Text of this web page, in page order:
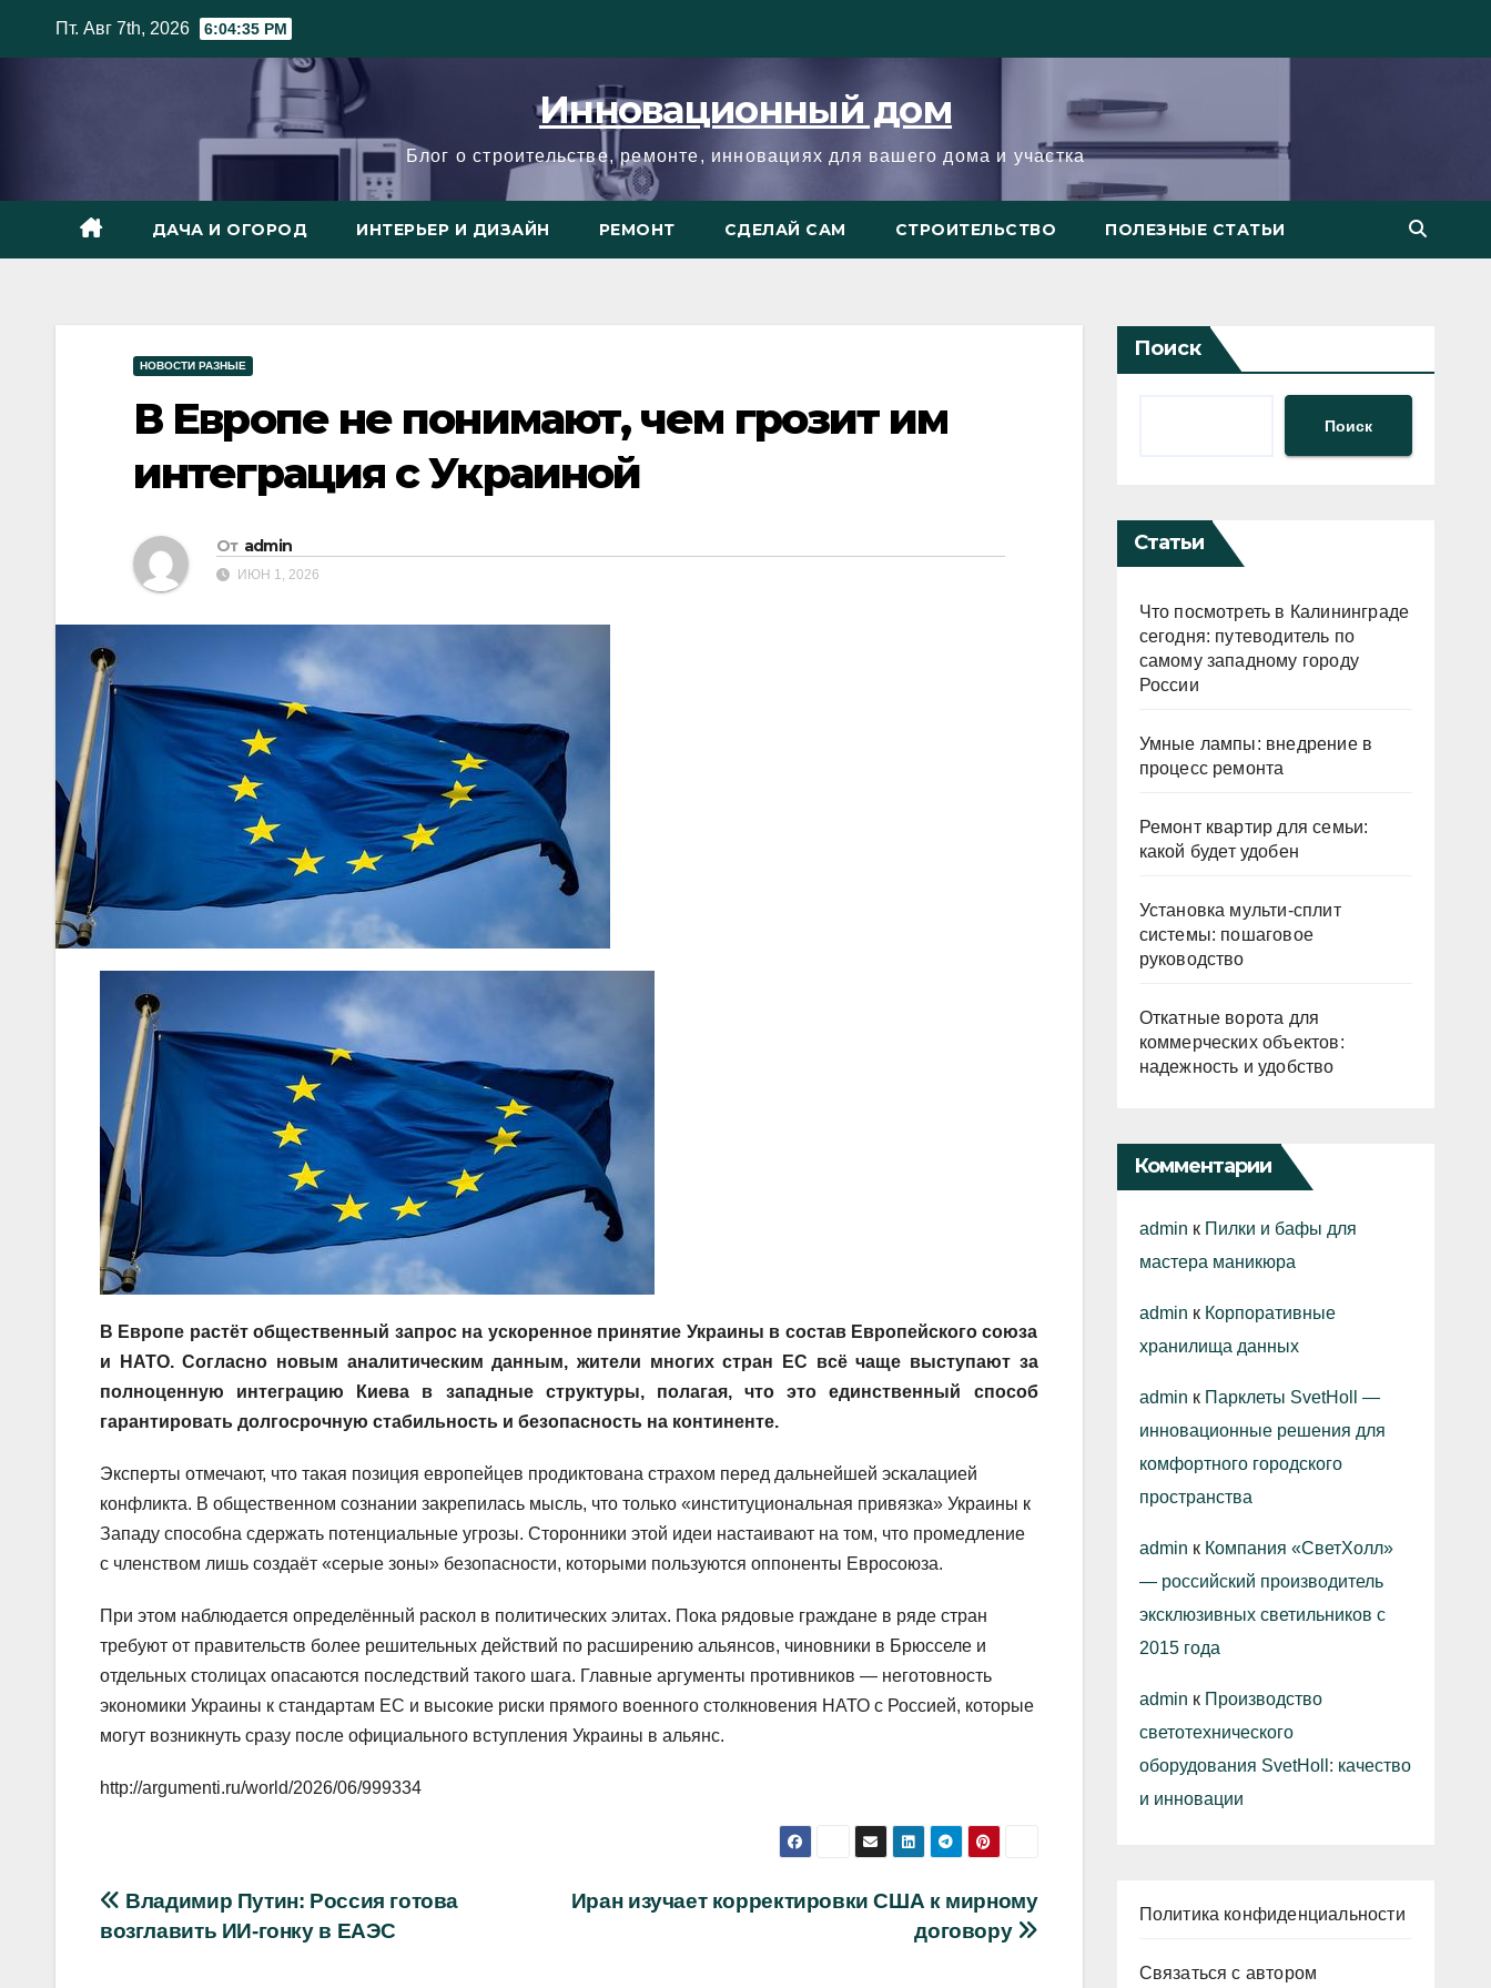
Пт. Авг 7th, 2026 6:04:36 PM
Инновационный дом
Блог о строительстве, ремонте, инновациях для вашего дома и участка
ДАЧА И ОГОРОД ИНТЕРЬЕР И ДИЗАЙН РЕМОНТ СДЕЛАЙ САМ СТРОИТЕЛЬСТВО ПОЛЕЗНЫЕ СТАТЬИ
НОВОСТИ РАЗНЫЕ
В Европе не понимают, чем грозит им
интеграция с Украиной
От admin
ИЮН 1, 2026
В Европе растёт общественный запрос на ускоренное принятие Украины в состав Европейского союза
и НАТО. Согласно новым аналитическим данным, жители многих стран ЕС всё чаще выступают за
полноценную интеграцию Киева в западные структуры, полагая, что это единственный способ
гарантировать долгосрочную стабильность и безопасность на континенте.
Эксперты отмечают, что такая позиция европейцев продиктована страхом перед дальнейшей эскалацией
конфликта. В общественном сознании закрепилась мысль, что только «институциональная привязка» Украины к
Западу способна сдержать потенциальные угрозы. Сторонники этой идеи настаивают на том, что промедление
с членством лишь создаёт «серые зоны» безопасности, которыми пользуются оппоненты Евросоюза.
При этом наблюдается определённый раскол в политических элитах. Пока рядовые граждане в ряде стран
требуют от правительств более решительных действий по расширению альянсов, чиновники в Брюсселе и
отдельных столицах опасаются последствий такого шага. Главные аргументы противников — неготовность
экономики Украины к стандартам ЕС и высокие риски прямого военного столкновения НАТО с Россией, которые
могут возникнуть сразу после официального вступления Украины в альянс.
http://argumenti.ru/world/2026/06/999334
Навигация
Иран изучает корректировки США к мирному
договору
Владимир Путин: Россия готова
возглавить ИИ-гонку в ЕАЭС
Поиск
Поиск
Статьи
Что посмотреть в Калининграде
сегодня: путеводитель по
самому западному городу
России
Умные лампы: внедрение в
процесс ремонта
Ремонт квартир для семьи:
какой будет удобен
Установка мульти-сплит
системы: пошаговое
руководство
Откатные ворота для
коммерческих объектов:
надежность и удобство
Комментарии
admin к Пилки и бафы для
мастера маникюра
admin к Корпоративные
хранилища данных
admin к Парклеты SvetHoll —
инновационные решения для
комфортного городского
пространства
admin к Компания «СветХолл»
— российский производитель
эксклюзивных светильников с
2015 года
admin к Производство
светотехнического
оборудования SvetHoll: качество
и инновации
Политика конфиденциальности
Связаться с автором